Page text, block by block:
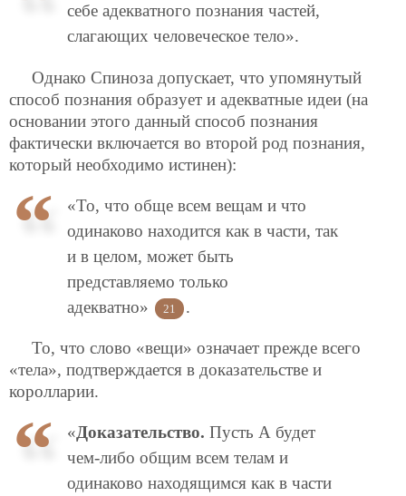
себе адекватного познания частей,
слагающих человеческое тело».
Однако Спиноза допускает, что упомянутый
способ познания образует и адекватные идеи (на
основании этого данный способ познания
фактически включается во второй род познания,
который необходимо истинен):
«То, что обще всем вещам и что
одинаково находится как в части, так
и в целом, может быть
представляемо только
адекватно»
21 .
То, что слово «вещи» означает прежде всего
«тела», подтверждается в доказательстве и
королларии.
«Доказательство. Пусть А будет
чем-либо общим всем телам и
одинаково находящимся как в части